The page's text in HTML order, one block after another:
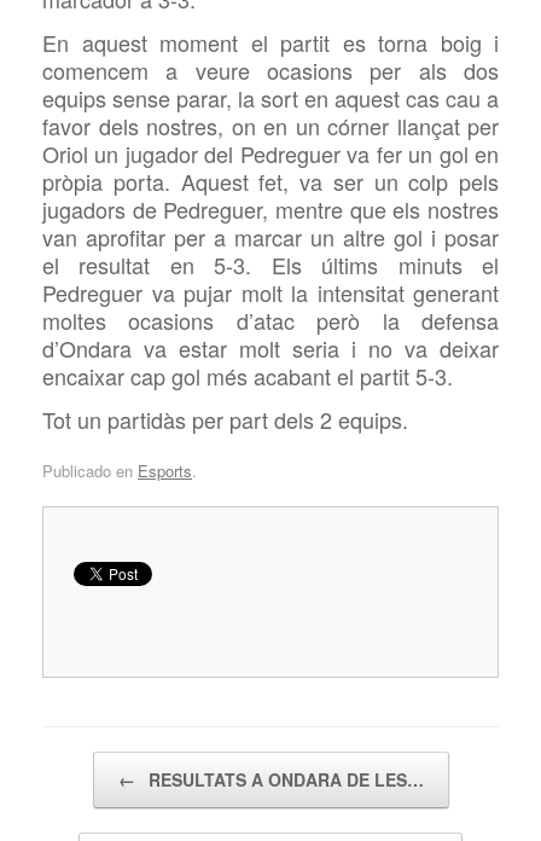
En aquest moment el partit es torna boig i
comencem a veure ocasions per als dos
equips sense parar, la sort en aquest cas cau a
favor dels nostres, on en un córner llançat per
Oriol un jugador del Pedreguer va fer un gol en
pròpia porta. Aquest fet, va ser un colp pels
jugadors de Pedreguer, mentre que els nostres
van aprofitar per a marcar un altre gol i posar
el resultat en 5-3. Els últims minuts el
Pedreguer va pujar molt la intensitat generant
moltes ocasions d’atac però la defensa
d’Ondara va estar molt seria i no va deixar
encaixar cap gol més acabant el partit 5-3.
Tot un partidàs per part dels 2 equips.
Publicado en Esports.
← RESULTATS A ONDARA DE LES…